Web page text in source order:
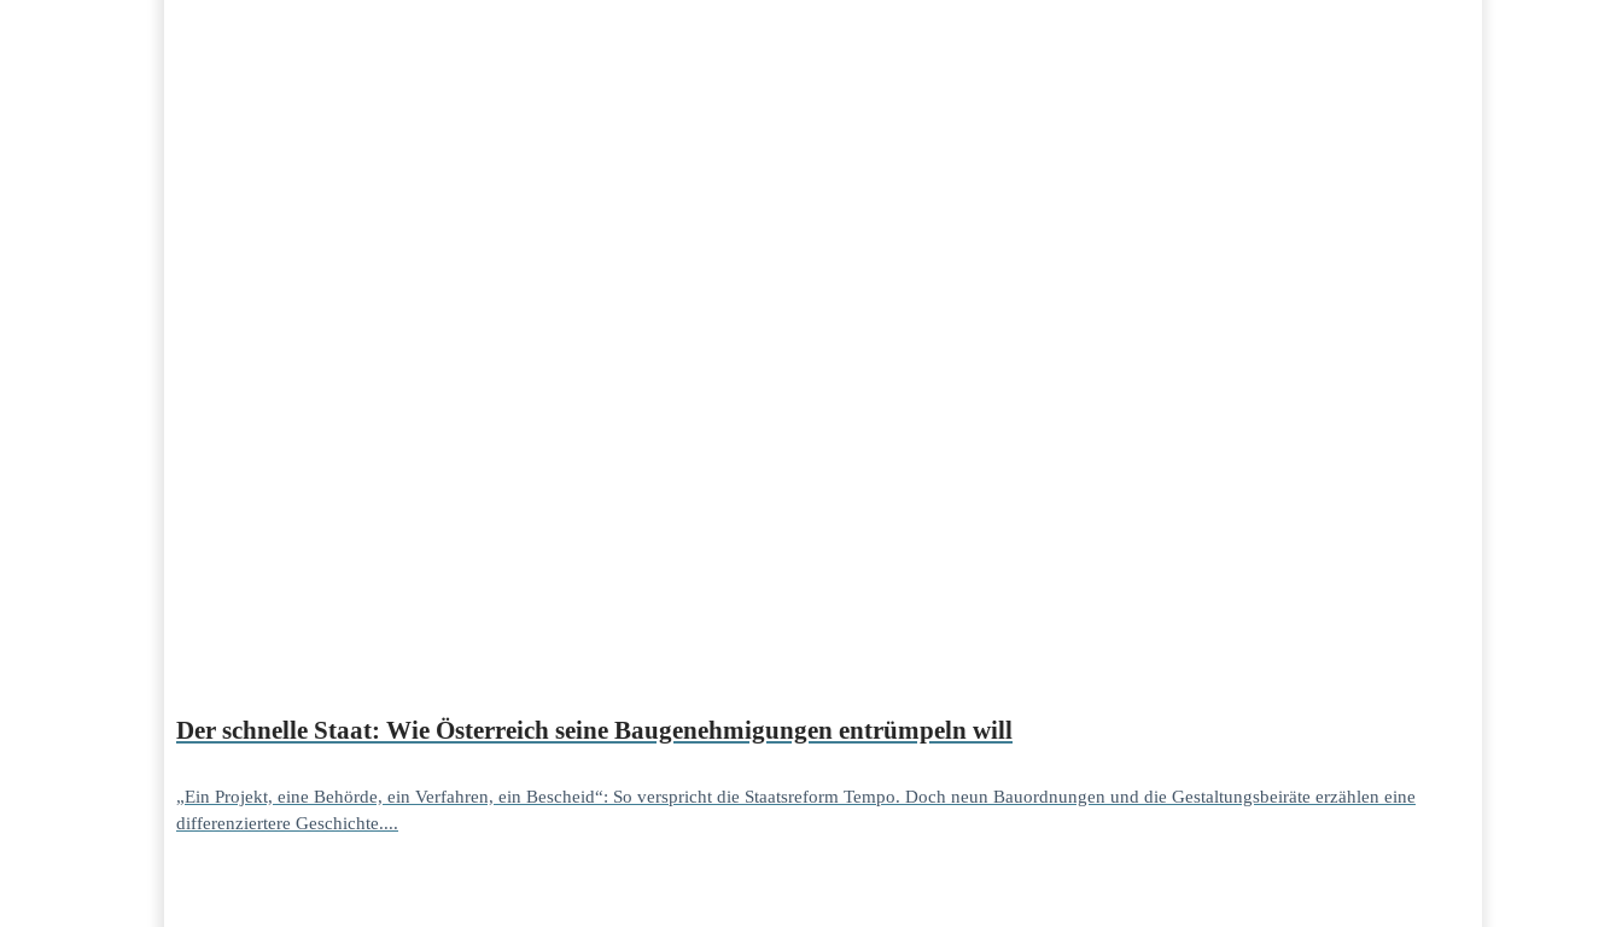
Der schnelle Staat: Wie Österreich seine Baugenehmigungen entrümpeln will
„Ein Projekt, eine Behörde, ein Verfahren, ein Bescheid“: So verspricht die Staatsreform Tempo. Doch neun Bauordnungen und die Gestaltungsbeiräte erzählen eine
differenziertere Geschichte....